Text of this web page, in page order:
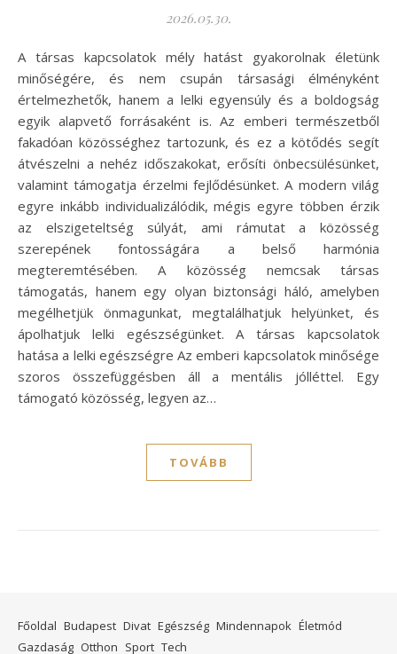
2026.05.30.
A társas kapcsolatok mély hatást gyakorolnak életünk
minőségére, és nem csupán társasági élményként
értelmezhetők, hanem a lelki egyensúly és a boldogság
egyik alapvető forrásaként is. Az emberi természetből
fakadóan közösséghez tartozunk, és ez a kötődés segít
átvészelni a nehéz időszakokat, erősíti önbecsülésünket,
valamint támogatja érzelmi fejlődésünket. A modern világ
egyre inkább individualizálódik, mégis egyre többen érzik
az elszigeteltség súlyát, ami rámutat a közösség
szerepének fontosságára a belső harmónia
megteremtésében. A közösség nemcsak társas
támogatás, hanem egy olyan biztonsági háló, amelyben
megélhetjük önmagunkat, megtalálhatjuk helyünket, és
ápolhatjuk lelki egészségünket. A társas kapcsolatok
hatása a lelki egészségre Az emberi kapcsolatok minősége
szoros összefüggésben áll a mentális jólléttel. Egy
támogató közösség, legyen az…
TOVÁBB
Főoldal Budapest Divat Egészség Mindennapok Életmód
Gazdaság Otthon Sport Tech